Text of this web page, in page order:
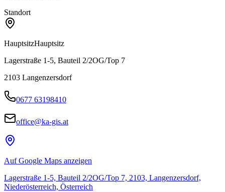
Standort
HauptsitzHauptsitz
Lagerstraße 1-5, Bauteil 2/2OG/Top 7
2103 Langenzersdorf
0677 63198410
office@ka-gis.at
Auf Google Maps anzeigen
Lagerstraße 1-5, Bauteil 2/2OG/Top 7, 2103, Langenzersdorf,
Niederösterreich, Österreich